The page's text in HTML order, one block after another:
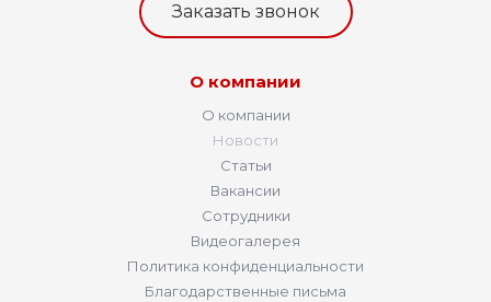
Заказать звонок
О компании
О компании
Новости
Статьи
Вакансии
Сотрудники
Видеогалерея
Политика конфиденциальности
Благодарственные письма